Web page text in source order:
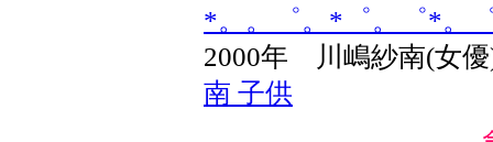
*。。゜。*゜。゜*。
2000年 川嶋紗南(
南 子供